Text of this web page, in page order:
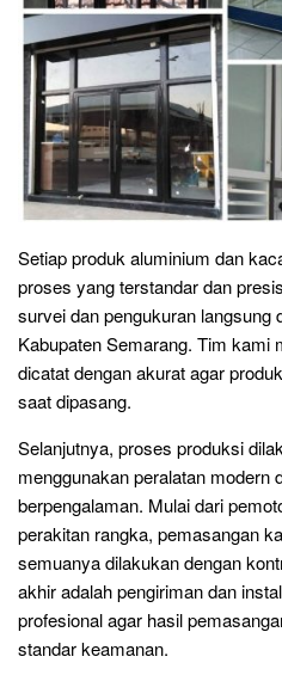
Setiap produk aluminium dan
proses yang terstandar dan
survei dan pengukuran langsung
Kabupaten Semarang. Tim kami
dicatat dengan akurat agar
saat dipasang.
Selanjutnya, proses produksi
menggunakan peralatan modern
berpengalaman. Mulai dari
perakitan rangka, pemasangan
semuanya dilakukan dengan
akhir adalah pengiriman dan
profesional agar hasil
standar keamanan.